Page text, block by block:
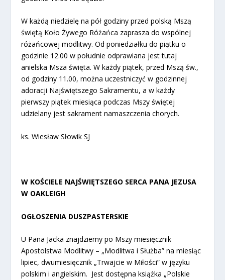
W każdą niedzielę na pół godziny przed polską Mszą
świętą Koło Żywego Różańca zaprasza do wspólnej
różańcowej modlitwy. Od poniedziałku do piątku o
godzinie 12.00 w południe odprawiana jest tutaj
anielska Msza święta. W każdy piątek, przed Mszą św.,
od godziny 11.00, można uczestniczyć w godzinnej
adoracji Najświętszego Sakramentu, a w każdy
pierwszy piątek miesiąca podczas Mszy świętej
udzielany jest sakrament namaszczenia chorych.
ks. Wiesław Słowik SJ
W KOŚCIELE NAJŚWIĘTSZEGO SERCA PANA JEZUSA
W OAKLEIGH
OGŁOSZENIA DUSZPASTERSKIE
U Pana Jacka znajdziemy po Mszy miesięcznik
Apostolstwa Modlitwy – „Modlitwa i Służba” na miesiąc
lipiec, dwumiesięcznik „Trwajcie w Miłości” w języku
polskim i angielskim. Jest dostępna książka „Polskie